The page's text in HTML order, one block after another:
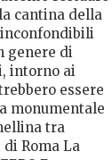
cantina della
genere di
intorno ai
essere
monumentale
tra
Roma La